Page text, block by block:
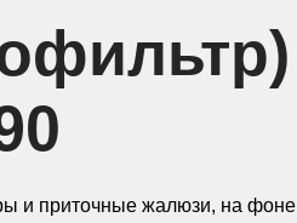
и приточные жалюзи, на фоне